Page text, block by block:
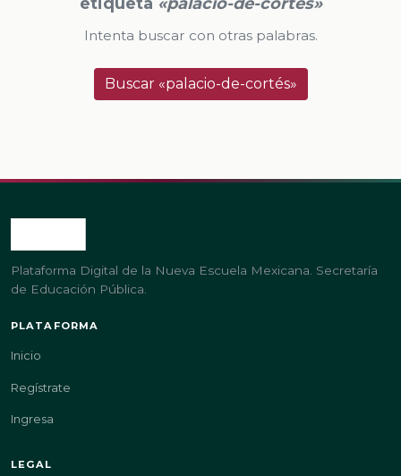
Intenta buscar con otras palabras.
Buscar «palacio-de-cortés»
Plataforma Digital de la Nueva Escuela Mexicana. Secretaría
de Educación Pública.
PLATAFORMA
Inicio
Regístrate
Ingresa
LEGAL